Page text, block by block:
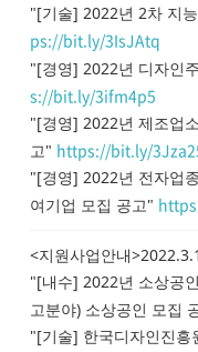
"[기술] 2022년 2차 지
ps://bit.ly/3IsJAtq
"[경영] 2022년 디자인
s://bit.ly/3ifm4p5
"[경영] 2022년 제조업
고" https://bit.ly/
"[경영] 2022년 전자업
여기업 모집 공고"
<지원사업안내
"[내수] 2022년 소상공
고분야) 소상공인 모집
"[기술] 한국디자인진흥